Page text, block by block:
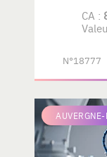
CA :
N°18777